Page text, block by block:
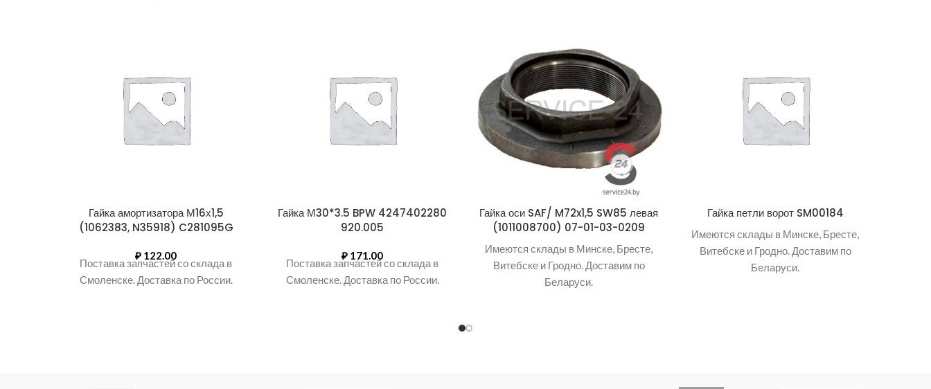
Гайка амортизатора М16х1,5
(1062383, N35918) C281095G
₽ 122.00
Поставка запчастей со склада в
Смоленске. Доставка по России.
Гайка М30*3.5 BPW 4247402280
920.005
₽ 171.00
Поставка запчастей со склада в
Смоленске. Доставка по России.
Гайка оси SAF/ M72x1,5 SW85 левая
(1011008700) 07-01-03-0209
Имеются склады в Минске, Бресте,
Витебске и Гродно. Доставим по
Беларуси.
Гайка петли ворот SM00184
Имеются склады в Минске, Бресте,
Витебске и Гродно. Доставим по
Беларуси.